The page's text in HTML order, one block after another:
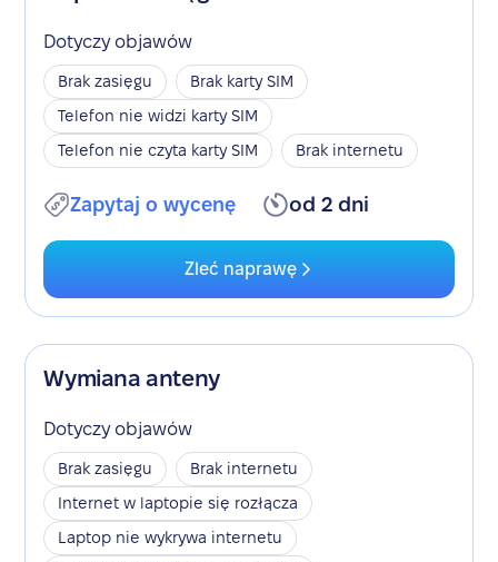
Dotyczy objawów
Brak zasięgu
Brak karty SIM
Telefon nie widzi karty SIM
Telefon nie czyta karty SIM
Brak internetu
Zapytaj o wycenę od 2 dni
Zleć naprawę
Wymiana anteny
Dotyczy objawów
Brak zasięgu
Brak internetu
Internet w laptopie się rozłącza
Laptop nie wykrywa internetu